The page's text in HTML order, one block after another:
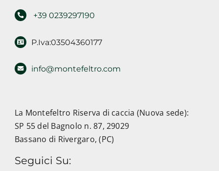
+39 0239297190
P.Iva:03504360177
info@montefeltro.com
La Montefeltro Riserva di caccia (Nuova sede):
SP 55 del Bagnolo n. 87, 29029
Bassano di Rivergaro, (PC)
Seguici Su: